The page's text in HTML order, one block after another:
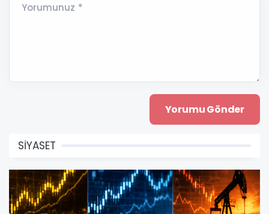
Yorumunuz *
SİYASET